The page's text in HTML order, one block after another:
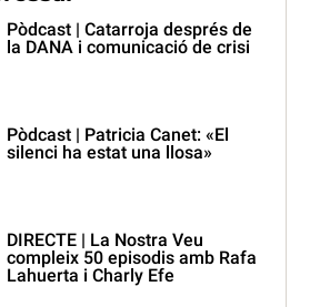
Pòdcast | Catarroja després de
la DANA i comunicació de crisi
Pòdcast | Patricia Canet: «El
silenci ha estat una llosa»
DIRECTE | La Nostra Veu
compleix 50 episodis amb Rafa
Lahuerta i Charly Efe